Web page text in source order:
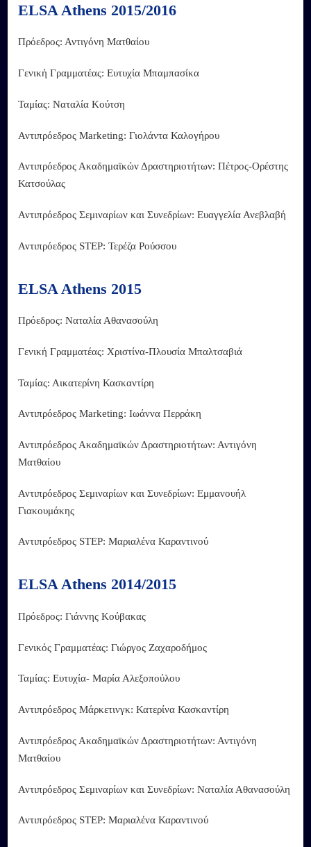
ELSA Athens 2015/2016
Πρόεδρος: Αντιγόνη Ματθαίου
Γενική Γραμματέας: Ευτυχία Μπαμπασίκα
Ταμίας: Ναταλία Κούτση
Αντιπρόεδρος Marketing: Γιολάντα Καλογήρου
Αντιπρόεδρος Ακαδημαϊκών Δραστηριοτήτων: Πέτρος-Ορέστης
Κατσούλας
Αντιπρόεδρος Σεμιναρίων και Συνεδρίων: Ευαγγελία Ανεβλαβή
Αντιπρόεδρος STEP: Τερέζα Ρούσσου
ELSA Athens 2015
Πρόεδρος: Ναταλία Αθανασούλη
Γενική Γραμματέας: Χριστίνα-Πλουσία Μπαλτσαβιά
Ταμίας: Αικατερίνη Κασκαντίρη
Αντιπρόεδρος Marketing: Ιωάννα Περράκη
Αντιπρόεδρος Ακαδημαϊκών Δραστηριοτήτων: Αντιγόνη
Ματθαίου
Αντιπρόεδρος Σεμιναρίων και Συνεδρίων: Εμμανουήλ
Γιακουμάκης
Αντιπρόεδρος STEP: Μαριαλένα Καραντινού
ELSA Athens 2014/2015
Πρόεδρος: Γιάννης Κούβακας
Γενικός Γραμματέας: Γιώργος Ζαχαροδήμος
Ταμίας: Ευτυχία- Μαρία Αλεξοπούλου
Αντιπρόεδρος Μάρκετινγκ: Κατερίνα Κασκαντίρη
Αντιπρόεδρος Ακαδημαϊκών Δραστηριοτήτων: Αντιγόνη
Ματθαίου
Αντιπρόεδρος Σεμιναρίων και Συνεδρίων: Ναταλία Αθανασούλη
Αντιπρόεδρος STEP: Μαριαλένα Καραντινού